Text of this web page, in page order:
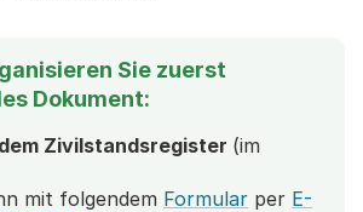
Sie zuerst
Dokument:
dem Zivilstandsregister (im
mit folgendem Formular per E-